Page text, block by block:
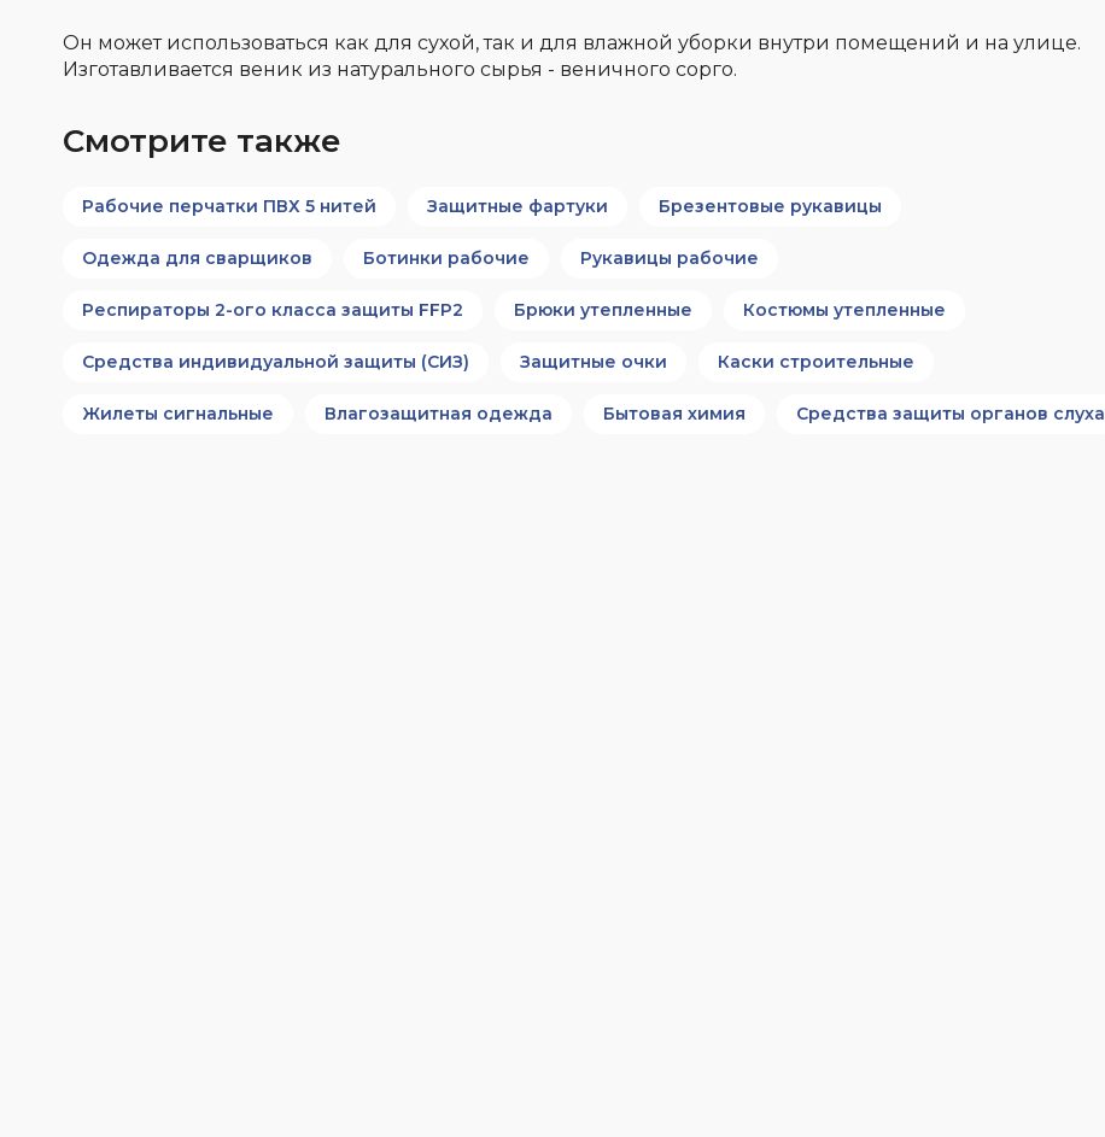
Он может использоваться как для сухой, так и для влажной уборки внутри помещений и на улице.
Изготавливается веник из натурального сырья - веничного сорго.
Смотрите также
Рабочие перчатки ПВХ 5 нитей Защитные фартуки Брезентовые рукавицы
Одежда для сварщиков Ботинки рабочие Рукавицы рабочие
Респираторы 2-ого класса защиты FFP2 Брюки утепленные Костюмы утепленные
Средства индивидуальной защиты (СИЗ) Защитные очки Каски строительные
Жилеты сигнальные Влагозащитная одежда Бытовая химия Средства защиты органов слуха